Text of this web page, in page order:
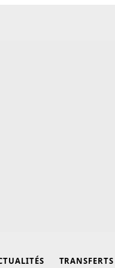
TRANSFERTS